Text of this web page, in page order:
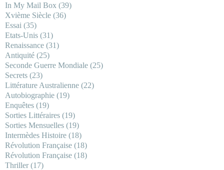
In My Mail Box (39)
Xvième Siècle (36)
Essai (35)
Etats-Unis (31)
Renaissance (31)
Antiquité (25)
Seconde Guerre Mondiale (25)
Secrets (23)
Littérature Australienne (22)
Autobiographie (19)
Enquêtes (19)
Sorties Littéraires (19)
Sorties Mensuelles (19)
Intermèdes Histoire (18)
Révolution Française (18)
Révolution Française (18)
Thriller(17)